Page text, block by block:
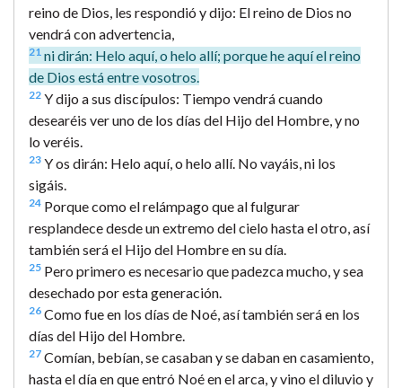
reino de Dios, les respondió y dijo: El reino de Dios no
vendrá con advertencia,
21 ni dirán: Helo aquí, o helo allí; porque he aquí el reino
de Dios está entre vosotros.
22 Y dijo a sus discípulos: Tiempo vendrá cuando
desearéis ver uno de los días del Hijo del Hombre, y no
lo veréis.
23 Y os dirán: Helo aquí, o helo allí. No vayáis, ni los
sigáis.
24 Porque como el relámpago que al fulgurar
resplandece desde un extremo del cielo hasta el otro, así
también será el Hijo del Hombre en su día.
25 Pero primero es necesario que padezca mucho, y sea
desechado por esta generación.
26 Como fue en los días de Noé, así también será en los
días del Hijo del Hombre.
27 Comían, bebían, se casaban y se daban en casamiento,
hasta el día en que entró Noé en el arca, y vino el diluvio y